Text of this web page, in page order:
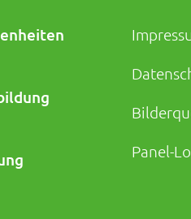
Panel-